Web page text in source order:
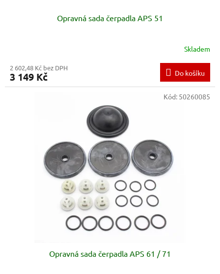
Opravná sada čerpadla APS 51
Skladem
2 602,48 Kč bez DPH
3 149 Kč Do košíku
Opravná sada čerpadla APS 61 / 71
Kód: 50260085